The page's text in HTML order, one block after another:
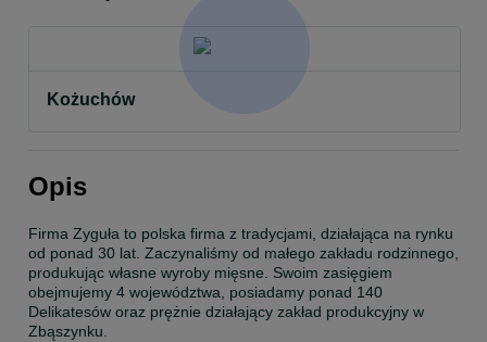
Kożuchów
Opis
Firma Zyguła to polska firma z tradycjami, działająca na rynku
od ponad 30 lat. Zaczynaliśmy od małego zakładu rodzinnego,
produkując własne wyroby mięsne. Swoim zasięgiem
obejmujemy 4 województwa, posiadamy ponad 140
Delikatesów oraz prężnie działający zakład produkcyjny w
Zbąszynku.